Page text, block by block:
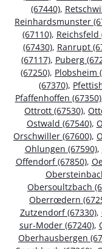
(67440),
Reinhardsmunster
(67110), Reichsfeld
(67430), Ranrupt
(67117), Puberg
(67250), Plobsheim
(67370),
Pfaffenhoffen (67350)
Ottrott (67530),
Ostwald (67540),
Orschwiller (67600),
Ohlungen (67590),
Offendorf (67850),
Obersoultzbach
Oberrœdern
Zutzendorf (67330),
sur-Moder (67240),
Oberhausbergen